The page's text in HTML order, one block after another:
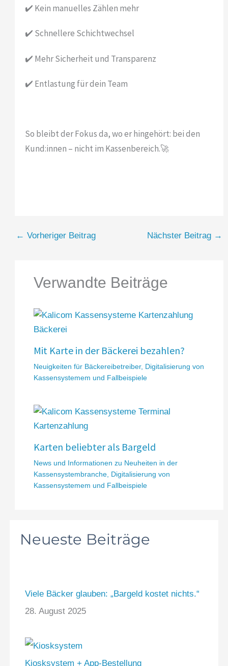
✔️ Kein manuelles Zählen mehr
✔️ Schnellere Schichtwechsel
✔️ Mehr Sicherheit und Transparenz
✔️ Entlastung für dein Team
So bleibt der Fokus da, wo er hingehört: bei den
Kund:innen – nicht im Kassenbereich.🚀
← Vorheriger Beitrag Nächster Beitrag →
Verwandte Beiträge
Mit Karte in der Bäckerei bezahlen?
Neuigkeiten für Bäckereibetreiber, Digitalisierung von
Kassensystemem und Fallbeispiele
Karten beliebter als Bargeld
News und Informationen zu Neuheiten in der
Kassensystembranche, Digitalisierung von
Kassensystemem und Fallbeispiele
Neueste Beiträge
Viele Bäcker glauben: „Bargeld kostet nichts.“
28. August 2025
Kiosksystem + App-Bestellung